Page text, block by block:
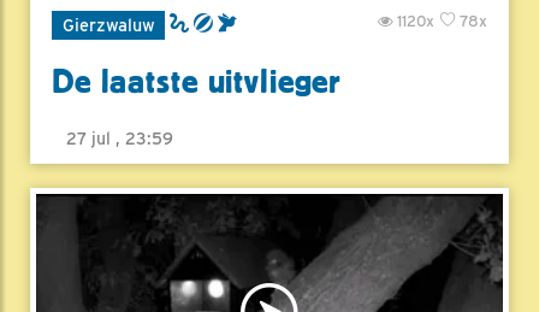
Gierzwaluw 78x
1120x
De laatste uitvlieger
27 jul , 23:59